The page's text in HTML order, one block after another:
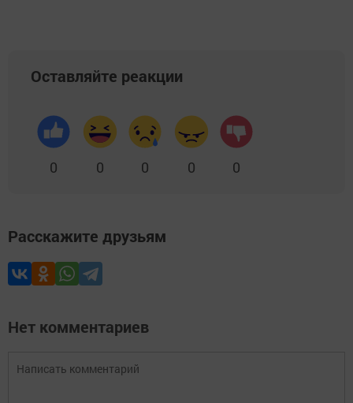
Оставляйте реакции
0 0 0 0 0
Расскажите друзьям
Нет комментариев